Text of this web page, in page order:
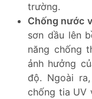
trường.
Chống nước
sơn dầu lên
năng chống
ảnh hưởng
độ. Ngoài
chống tia UV